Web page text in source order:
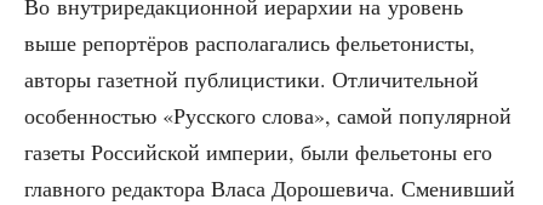
Во внут­ри­ре­дак­ци­он­ной иерар­хии на уро­вень
выше репор­тё­ров рас­по­ла­га­лись фелье­то­ни­сты,
авто­ры газет­ной пуб­ли­ци­сти­ки. Отли­чи­тель­ной
осо­бен­но­стью «Рус­ско­го сло­ва», самой попу­ляр­ной
газе­ты Рос­сий­ской импе­рии, были фелье­то­ны его
глав­но­го редак­то­ра Вла­са Доро­ше­ви­ча. Сме­нив­ший